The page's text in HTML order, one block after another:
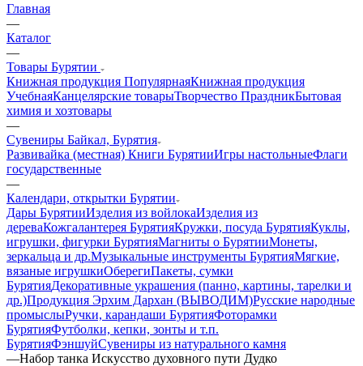
Главная
—
Каталог
—
Товары Бурятии
Книжная продукция ПопулярнаяКнижная продукция
УчебнаяКанцелярские товарыТворчество ПраздникБытовая
химия и хозтовары
—
Сувениры Байкал, Бурятия
Развивайка (местная) Книги БурятииИгры настольныеФлаги
государственные
—
Календари, открытки Бурятии
Дары БурятииИзделия из войлокаИзделия из
дереваКожгалантерея БурятияКружки, посуда БурятияКуклы,
игрушки, фигурки БурятияМагниты о БурятииМонеты,
зеркальца и др.Музыкальные инструменты БурятияМягкие,
вязаные игрушкиОберегиПакеты, сумки
БурятияДекоративные украшения (панно, картины, тарелки и
др.)Продукция Эрхим Дархан (ВЫВОДИМ)Русские народные
промыслыРучки, карандаши БурятияФоторамки
БурятияФутболки, кепки, зонты и т.п.
БурятияФэншуйСувениры из натурального камня
—Набор танка Искусство духовного пути Дудко